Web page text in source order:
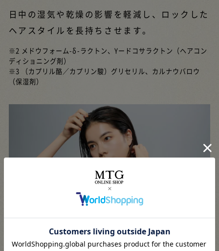
日中の湿気や乾燥の影響を軽減し、ロックした
ヘアスタイルを長持ちさせます。
※2 メドウフォーム-δ-ラクトン、Yードコサラクトン（ヘアコン
ディショニング剤）
※3 （カプリル酪／カプリン駿）グリセリル、カルナウバロウ
（保湿剤）